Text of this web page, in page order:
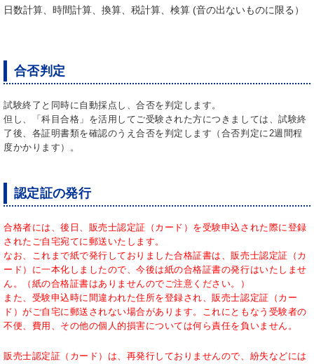
日数計算、時間計算、換算、税計算、検算 (音の出ないものに限る）
合否判定
試験終了と同時に自動採点し、合否を判定します。
但し、「科目合格」を活用してご受験された方につきましては、試験終
了後、各証明書類を確認のうえ合否を判定します（合否判定に2週間程
度かかります）。
認定証の発行
合格者には、後日、販売士認定証（カード）を受験申込された際に登録
されたご自宅宛てに郵送いたします。
なお、これまで紙で発行しておりました合格証書は、販売士認定証（カ
ード）に一本化しましたので、今後は紙の合格証書の発行はいたしませ
ん。（紙の合格証書はありませんのでご注意ください。）
また、受験申込時に間違われた住所を登録され、販売士認定証（カー
ド）がご自宅に郵送されない場合があります。これにともなう受験者の
不便、費用、その他の個人的損害については何ら責任を負いません。
販売士認定証（カード）は、再発行しておりませんので、紛失などには